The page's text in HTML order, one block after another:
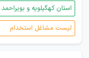
استان کهگیلویه و بویراحمد
لیست مشاغل استخدام